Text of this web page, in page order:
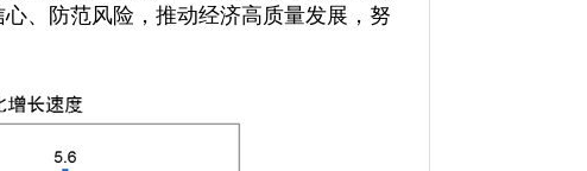
、防范风险，推动经济高质量发展，努